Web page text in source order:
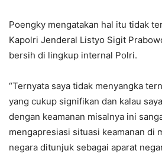
Poengky mengatakan hal itu tidak
Kapolri Jenderal Listyo Sigit
bersih di lingkup internal Polri.
“Ternyata saya tidak menyangka
yang cukup signifikan dan kalau
dengan keamanan misalnya ini
mengapresiasi situasi keamanan di
negara ditunjuk sebagai aparat